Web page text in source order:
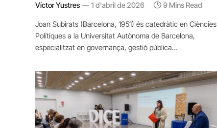
Víctor Yustres 1 d'abril de 2026 9 Mins Read
Joan Subirats (Barcelona, 1951) és catedràtic en Ciències
Polítiques a la Universitat Autònoma de Barcelona,
especialitzat en governança, gestió pública…